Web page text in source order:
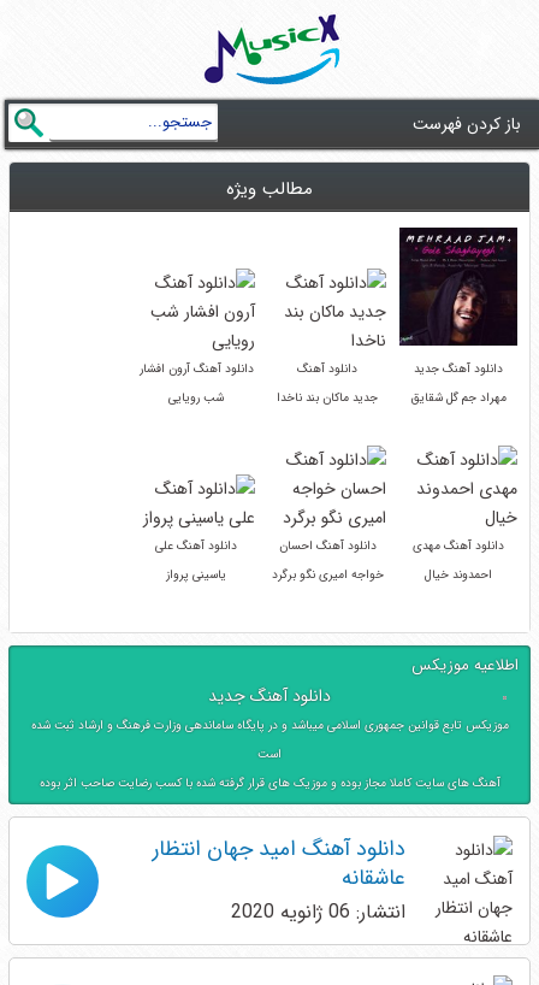
باز کردن فهرست
مطالب ویژه
دانلود آهنگ جدید
مهراد جم گل شقایق
دانلود آهنگ
جدید ماکان بند ناخدا
دانلود آهنگ آرون افشار
شب رویایی
دانلود آهنگ مهدی
احمدوند خیال
دانلود آهنگ احسان
خواجه امیری نگو برگرد
دانلود آهنگ علی
یاسینی پرواز
اطلاعیه موزیکس
دانلود آهنگ جدید
موزیکس تابع قوانین جمهوری اسلامی میباشد و در پایگاه ساماندهی وزارت فرهنگ و ارشاد ثبت شده
است
آهنگ های سایت کاملا مجاز بوده و موزیک های قرار گرفته شده با کسب رضایت صاحب اثر بوده
دانلود آهنگ امید جهان انتظار
عاشقانه
انتشار: 06 ژانویه 2020